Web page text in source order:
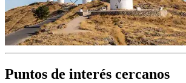
Puntos de interés cercanos